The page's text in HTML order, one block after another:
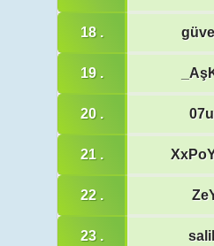
18 .
19 .
20 .
21 .
22 .
23 .